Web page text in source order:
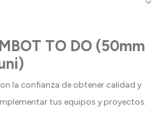
TO DO (50mm
la confianza de obtener calidad y
tus equipos y proyectos.